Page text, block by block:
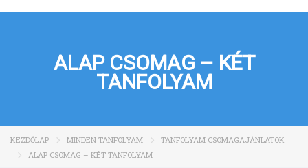
ALAP CSOMAG – KÉT
TANFOLYAM
KEZDŐLAP MINDEN TANFOLYAM
TANFOLYAM CSOMAGAJÁNLATOK
ALAP CSOMAG – KÉT TANFOLYAM